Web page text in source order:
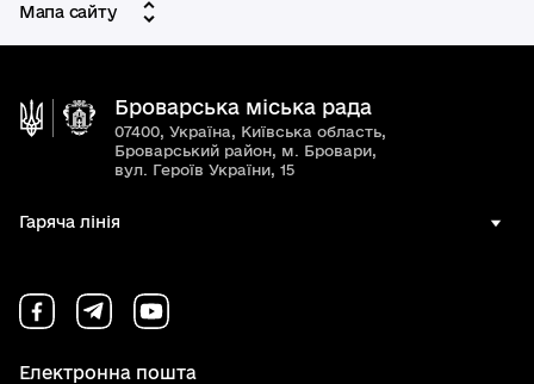
Мапа сайту
Броварська міська рада
07400, Україна, Київська область,
Броварський район, м. Бровари,
вул. Героїв України, 15
Гаряча лінія
Електронна пошта